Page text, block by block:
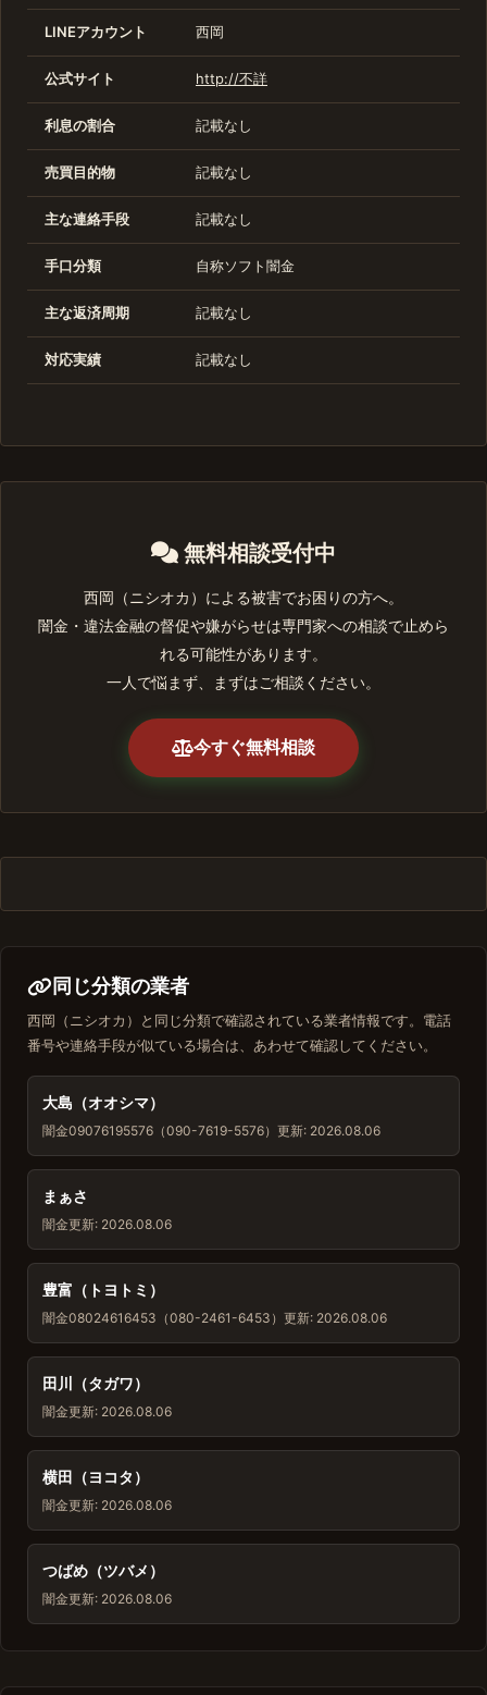
LINEアカウント 西岡
公式サイト http://不詳
利息の割合 記載なし
売買目的物 記載なし
主な連絡手段 記載なし
手口分類 自称ソフト闇金
主な返済周期 記載なし
対応実績 記載なし
無料相談受付中
西岡（ニシオカ）による被害でお困りの方へ。
闇金・違法金融の督促や嫌がらせは専門家への相談で止めら
れる可能性があります。
一人で悩まず、まずはご相談ください。
今すぐ無料相談
同じ分類の業者
西岡（ニシオカ）と同じ分類で確認されている業者情報です。電話
番号や連絡手段が似ている場合は、あわせて確認してください。
大島（オオシマ）
闇金09076195576（090-7619-5576） 更新: 2026.08.06
まぁさ
闇金更新: 2026.08.06
豊富（トヨトミ）
闇金08024616453（080-2461-6453） 更新: 2026.08.06
田川（タガワ）
闇金更新: 2026.08.06
横田（ヨコタ）
闇金更新: 2026.08.06
つばめ（ツバメ）
闇金更新: 2026.08.06